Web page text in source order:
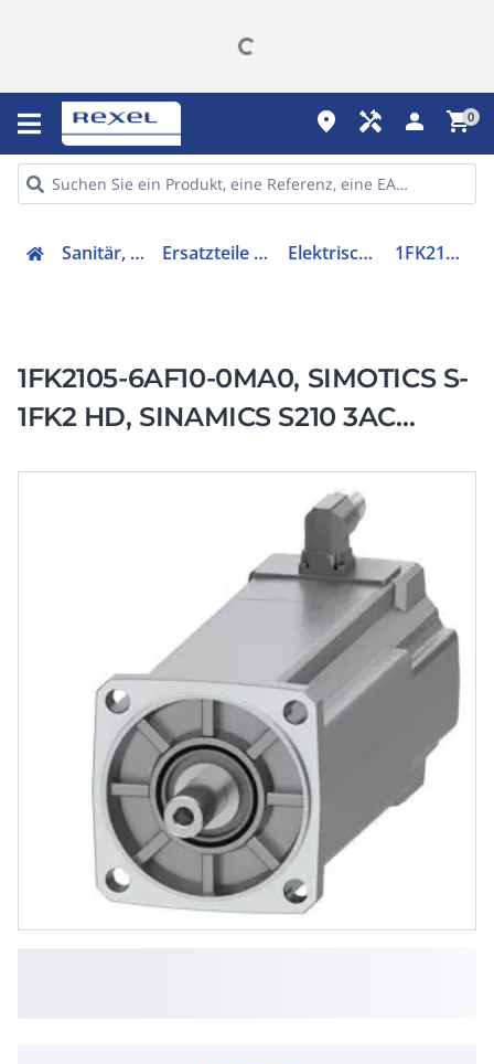
place handyman person shopping_cart0
Sanitär, Heizung, Klima Ersatzteile für Ausstattungen Elektrischer Servomotor 1FK21056AF100MA0
1FK2105-6AF10-0MA0, SIMOTICS S-
1FK2 HD, SINAMICS S210 3AC